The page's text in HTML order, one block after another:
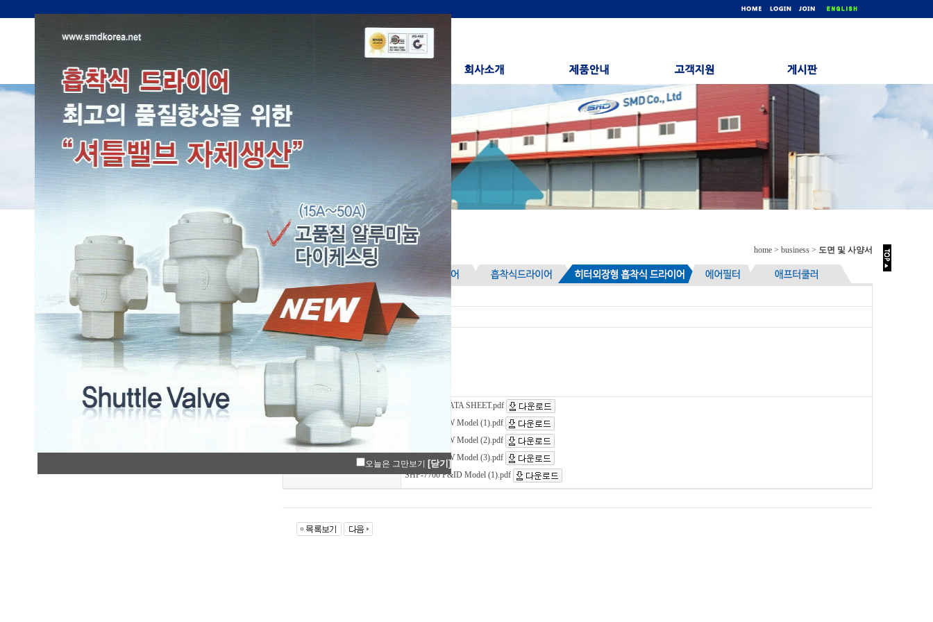
오늘은 그만보기 [닫기]
home > business > 도면 및 사양서
조회수[view_count] 548
제목[Title] SHP-7700
SHP-7700
SHP-7700 외형도 Model (1)
첨부파일[file_attachment]
SHP-7700 DATA SHEET.pdf
SHP-7700 EW Model (1).pdf
SHP-7700 EW Model (2).pdf
SHP-7700 EW Model (3).pdf
SHP-7700 P&ID Model (1).pdf